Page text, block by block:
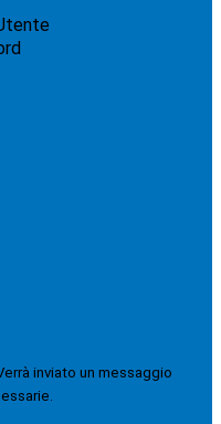
inviato un messaggio